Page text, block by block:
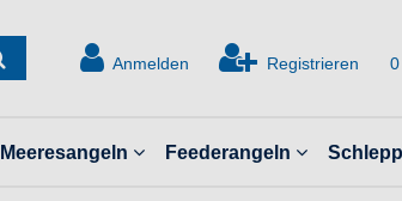
Anmelden Registrieren 0
Meeresangeln Feederangeln